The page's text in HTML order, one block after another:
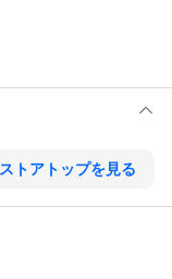
ストアトップを見る